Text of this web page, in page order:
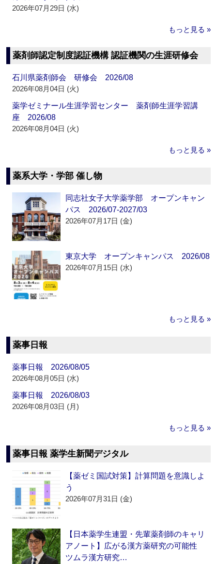
2026年07月29日 (水)
もっと見る »
薬剤師認定制度認証機構 認証機関の生涯研修会
石川県薬剤師会 研修会 2026/08
2026年08月04日 (火)
薬学ゼミナール生涯学習センター 薬剤師生涯学習講
座 2026/08
2026年08月04日 (火)
もっと見る »
薬系大学・学部 催し物
同志社女子大学薬学部 オープンキャン
パス 2026/07-2027/03
2026年07月17日 (金)
東京大学 オープンキャンパス 2026/08
2026年07月15日 (水)
もっと見る »
薬事日報
薬事日報 2026/08/05
2026年08月05日 (水)
薬事日報 2026/08/03
2026年08月03日 (月)
もっと見る »
薬事日報 薬学生新聞デジタル
【薬ゼミ国試対策】計算問題を意識しよ
う
2026年07月31日 (金)
【日本薬学生連盟・先輩薬剤師のキャリ
アノート】広がる漢方薬研究の可能性
ツムラ漢方研究…